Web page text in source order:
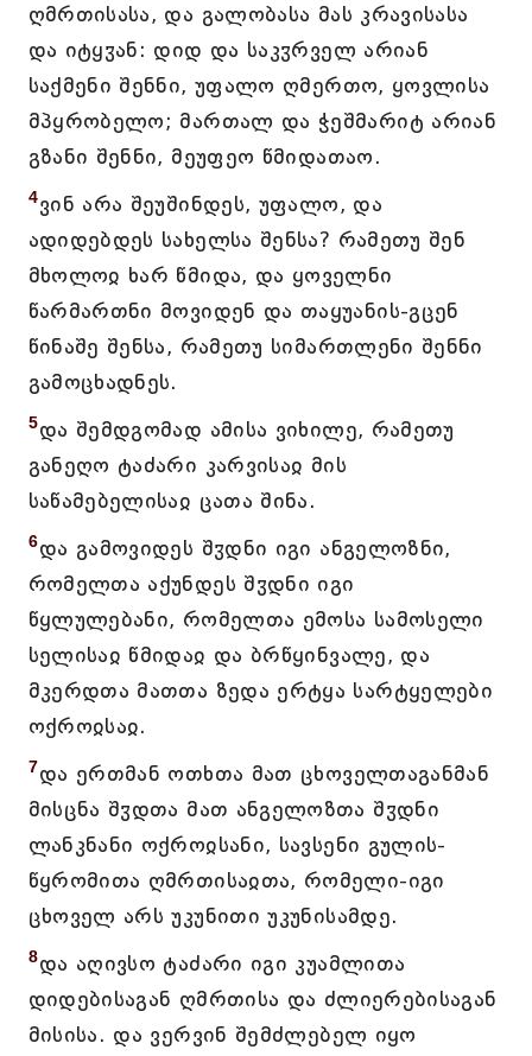
ღმრთისასა, და გალობასა მას კრავისასა
და იტყჳან: დიდ და საკჳრველ არიან
საქმენი შენნი, უფალო ღმერთო, ყოვლისა
მპყრობელო; მართალ და ჭეშმარიტ არიან
გზანი შენნი, მეუფეო წმიდათაო.
4ვინ არა შეუშინდეს, უფალო, და
ადიდებდეს სახელსა შენსა? რამეთუ შენ
მხოლოჲ ხარ წმიდა, და ყოველნი
წარმართნი მოვიდენ და თაყუანის-გცენ
წინაშე შენსა, რამეთუ სიმართლენი შენნი
გამოცხადნეს.
5და შემდგომად ამისა ვიხილე, რამეთუ
განეღო ტაძარი კარვისაჲ მის
საწამებელისაჲ ცათა შინა.
6და გამოვიდეს შჳდნი იგი ანგელოზნი,
რომელთა აქუნდეს შჳდნი იგი
წყლულებანი, რომელთა ემოსა სამოსელი
სელისაჲ წმიდაჲ და ბრწყინვალე, და
მკერდთა მათთა ზედა ერტყა სარტყელები
ოქროჲსაჲ.
7და ერთმან ოთხთა მათ ცხოველთაგანმან
მისცნა შჳდთა მათ ანგელოზთა შჳდნი
ლანკნანი ოქროჲსანი, სავსენი გულის-
წყრომითა ღმრთისაჲთა, რომელი-იგი
ცხოველ არს უკუნითი უკუნისამდე.
8და აღივსო ტაძარი იგი კუამლითა
დიდებისაგან ღმრთისა და ძლიერებისაგან
მისისა. და ვერვინ შემძლებელ იყო